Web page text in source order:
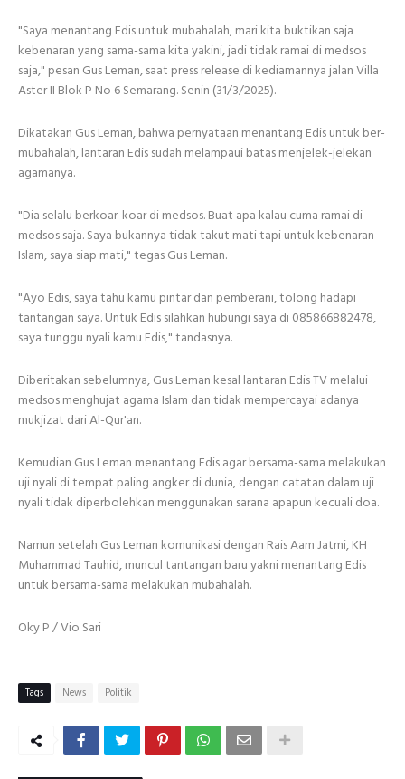
"Saya menantang Edis untuk mubahalah, mari kita buktikan saja
kebenaran yang sama-sama kita yakini, jadi tidak ramai di medsos
saja," pesan Gus Leman, saat press release di kediamannya jalan Villa
Aster II Blok P No 6 Semarang. Senin (31/3/2025).
Dikatakan Gus Leman, bahwa pernyataan menantang Edis untuk ber-
mubahalah, lantaran Edis sudah melampaui batas menjelek-jelekan
agamanya.
"Dia selalu berkoar-koar di medsos. Buat apa kalau cuma ramai di
medsos saja. Saya bukannya tidak takut mati tapi untuk kebenaran
Islam, saya siap mati," tegas Gus Leman.
"Ayo Edis, saya tahu kamu pintar dan pemberani, tolong hadapi
tantangan saya. Untuk Edis silahkan hubungi saya di 085866882478,
saya tunggu nyali kamu Edis," tandasnya.
Diberitakan sebelumnya, Gus Leman kesal lantaran Edis TV melalui
medsos menghujat agama Islam dan tidak mempercayai adanya
mukjizat dari Al-Qur'an.
Kemudian Gus Leman menantang Edis agar bersama-sama melakukan
uji nyali di tempat paling angker di dunia, dengan catatan dalam uji
nyali tidak diperbolehkan menggunakan sarana apapun kecuali doa.
Namun setelah Gus Leman komunikasi dengan Rais Aam Jatmi, KH
Muhammad Tauhid, muncul tantangan baru yakni menantang Edis
untuk bersama-sama melakukan mubahalah.
Oky P / Vio Sari
Tags News Politik